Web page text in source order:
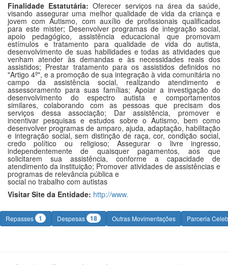
Finalidade Estatutária: Oferecer serviços na área da saúde,
visando assegurar uma melhor qualidade de vida da criança e
jovem com Autismo, com auxílio de profissionais qualificados
para este mister; Desenvolver programas de integração social,
apoio pedagógico, assistência educacional que promovam
estímulos e tratamento para qualidade de vida do autista,
desenvolvimento de suas habilidades e todas as atividades que
venham atender às demandas e às necessidades reais dos
assistidos; Prestar tratamento para os assistidos definidos no
"Artigo 4º", e a promoção de sua integração à vida comunitária no
campo da assistência social, realizando atendimento e
assessoramento para suas famílias; Apoiar a investigação do
desenvolvimento do espectro autista e comportamentos
similares, colaborando com as pessoas que precisam dos
serviços dessa associação; Dar assistência, promover e
incentivar pesquisas e estudos sobre o Autismo, bem como
desenvolver programas de amparo, ajuda, adaptação, habilitação
e integração social, sem distinção de raça, cor, condição social,
credo político ou religioso; Assegurar o livre ingresso,
independentemente de quaisquer pagamentos, aos que
solicitarem sua assistência, conforme a capacidade de
atendimento da instituição; Promover atividades de assistências e
programas de relevância pública e
social no trabalho com autistas
Visitar Site da Entidade: http://www.
Repasses 1 Despesas 18 Outras Movimentações Parceria